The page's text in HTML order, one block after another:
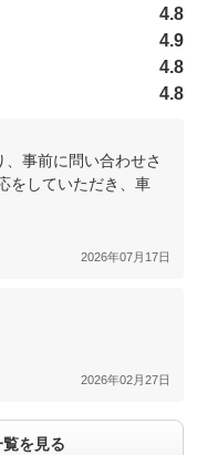
4.8
4.9
4.8
4.8
事前に問い合わせさ
をしていただき、車
2026年07月17日
2026年02月27日
を見る